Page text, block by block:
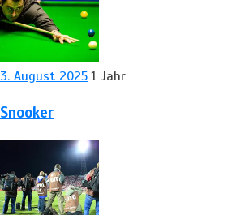
3. August 2025 1 Jahr
Snooker